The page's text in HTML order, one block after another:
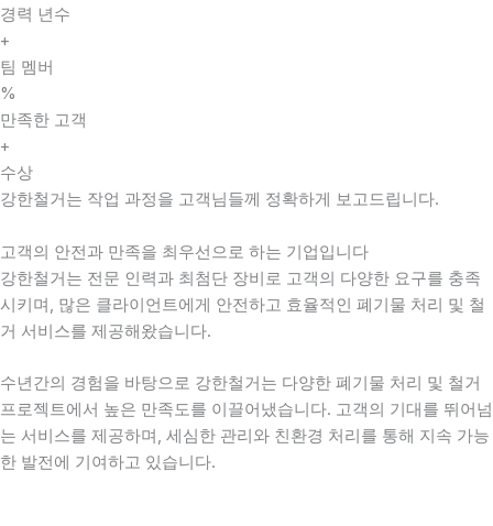
경력 년수
+
팀 멤버
%
만족한 고객
+
수상
강한철거는 작업 과정을 고객님들께 정확하게 보고드립니다.
고객의 안전과 만족을 최우선으로 하는 기업입니다
강한철거는 전문 인력과 최첨단 장비로 고객의 다양한 요구를 충족
시키며, 많은 클라이언트에게 안전하고 효율적인 폐기물 처리 및 철
거 서비스를 제공해왔습니다.
수년간의 경험을 바탕으로 강한철거는 다양한 폐기물 처리 및 철거
프로젝트에서 높은 만족도를 이끌어냈습니다. 고객의 기대를 뛰어넘
는 서비스를 제공하며, 세심한 관리와 친환경 처리를 통해 지속 가능
한 발전에 기여하고 있습니다.